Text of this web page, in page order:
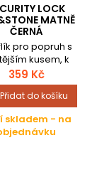
LOCK
MATNĚ
ČERNÁ
pro popruh s
kusem, k
upnutí
Vylepšené
s tvrdým
a Ms-zámkem;
nedopatření je
Dodání s
359 Kč
Přidat do košíku
skladem - na